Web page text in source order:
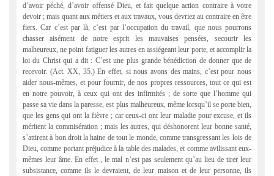
d’avoir péché, d’avoir offensé Dieu, et fait quelque action contraire à votre
devoir ; mais quant aux métiers et aux travaux, vous devriez au contraire en être
fiers. Car c’est par là, c’est par l’occupation du travail, que nous pourrons
chasser aisément de notre esprit les mauvaises pensées, secourir les
malheureux, ne point fatiguer les autres en assiégeant leur porte, et accomplir la
loi du Christ qui a dit : C’est une plus grande bénédiction de donner que de
recevoir. (Act. XX, 35.) En effet, si nous avons des mains, c’est pour nous
aider nous-mêmes, et pour fournir, de nos propres ressources, tout ce qui est
en notre pouvoir, à ceux qui ont des infirmités ; de sorte que l’homme qui
passe sa vie dans la paresse, est plus malheureux, même lorsqu’il se porte bien,
que les gens qui ont la fièvre ; car ceux-ci ont leur maladie pour excuse, et ils
méritent la commisération ; mais les autres, qui déshonorent leur bonne santé,
s’attirent à bon droit la haine de tout le monde, comme transgressant les lois de
Dieu, comme portant préjudice à la table des malades, et comme avilissant eux-
mêmes leur âme. En effet , le mal n’est pas seulement qu’au lieu de tirer leur
subsistance, comme ils le devraient, de leur maison et de leur personne, ils